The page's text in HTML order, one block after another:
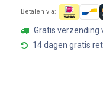
Betalen via:
Gratis verzending
14 dagen gratis